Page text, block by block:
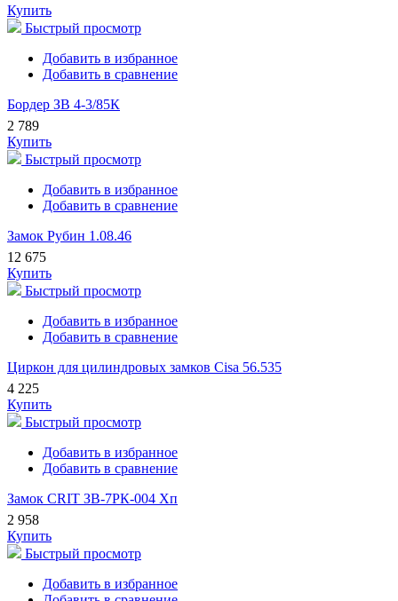
Купить
Быстрый просмотр
Добавить в избранное
Добавить в сравнение
Бордер ЗВ 4-3/85К
2 789
Купить
Быстрый просмотр
Добавить в избранное
Добавить в сравнение
Замок Рубин 1.08.46
12 675
Купить
Быстрый просмотр
Добавить в избранное
Добавить в сравнение
Циркон для цилиндровых замков Cisa 56.535
4 225
Купить
Быстрый просмотр
Добавить в избранное
Добавить в сравнение
Замок CRIT ЗВ-7РК-004 Хп
2 958
Купить
Быстрый просмотр
Добавить в избранное